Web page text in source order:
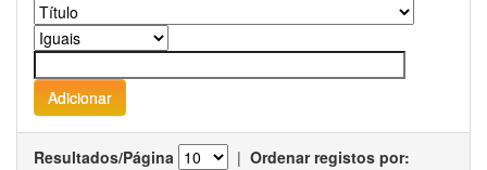
Resultados/Página | Ordenar registos por: